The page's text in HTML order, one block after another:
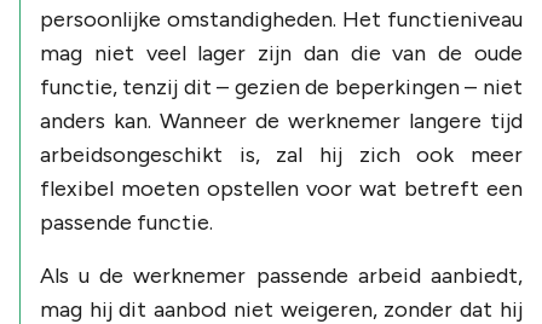
persoonlijke omstandigheden. Het functieniveau
mag niet veel lager zijn dan die van de oude
functie, tenzij dit – gezien de beperkingen – niet
anders kan. Wanneer de werknemer langere tijd
arbeidsongeschikt is, zal hij zich ook meer
flexibel moeten opstellen voor wat betreft een
passende functie.
Als u de werknemer passende arbeid aanbiedt,
mag hij dit aanbod niet weigeren, zonder dat hij